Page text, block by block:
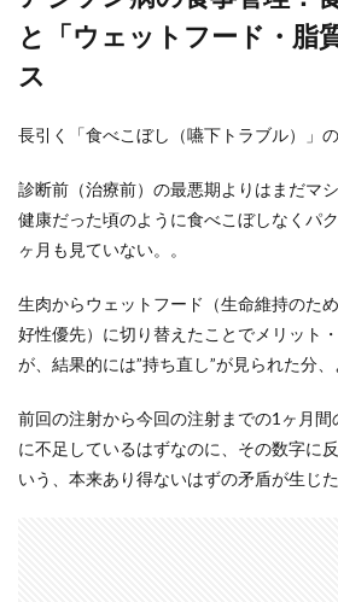
と「ウェットフード・脂
ス
長引く「食べこぼし（嚥下トラブル）」
診断前（治療前）の最悪期よりはまだマ
健康だった頃のように食べこぼしなくパ
ヶ月も見ていない。。
生肉からウェットフード（生命維持のた
好性優先）に切り替えたことでメリット
が、結果的には”持ち直し”が見られた分、
前回の注射から今回の注射までの1ヶ月
に不足しているはずなのに、その数字に
いう、本来あり得ないはずの矛盾が生じた